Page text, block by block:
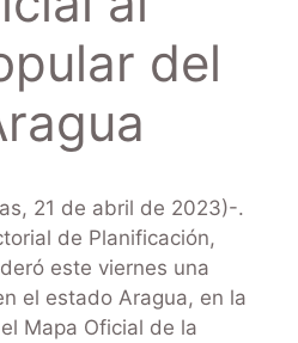
del
21 de abril de 2023)-.
de Planificación,
este viernes una
el estado Aragua, en la
Mapa Oficial de la